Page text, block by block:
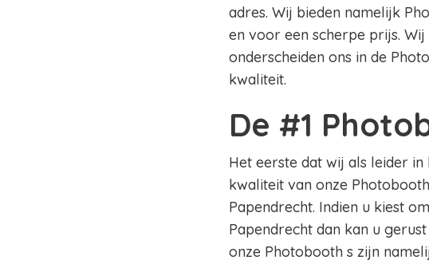
adres. Wij bieden namelijk
en voor een scherpe prijs.
onderscheiden ons in de
kwaliteit.
De #1
Het eerste dat wij als leider
kwaliteit van onze
Papendrecht. Indien u kiest
Papendrecht dan kan u
onze Photobooth s zijn